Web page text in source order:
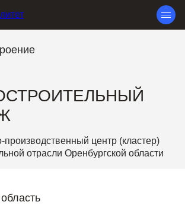
производственный центр (кластер)
отрасли Оренбургской области